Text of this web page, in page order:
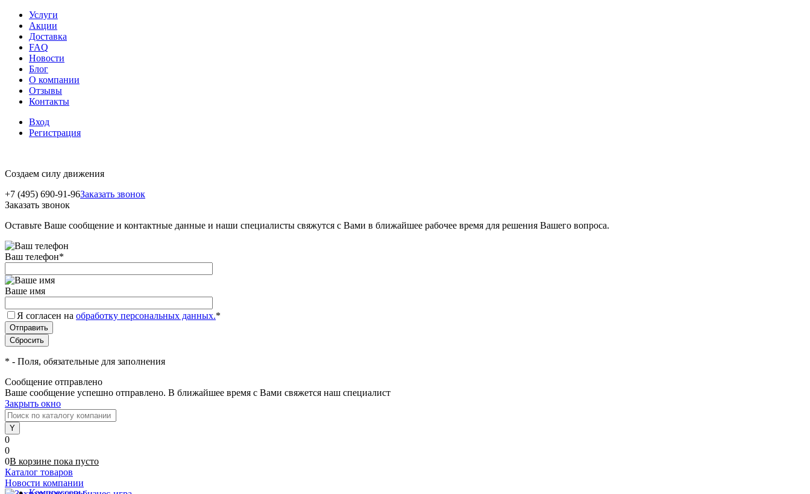
Услуги
Акции
Доставка
FAQ
Новости
Блог
О компании
Отзывы
Контакты
Вход
Регистрация
Создаем силу движения
+7 (495) 690-91-96Заказать звонок
Заказать звонок
Оставьте Ваше сообщение и контактные данные и наши специалисты свяжутся с Вами в ближайшее рабочее время для решения Вашего вопроса.
Ваш телефон*
Ваше имя
Я согласен на обработку персональных данных.*
* - Поля, обязательные для заполнения
Сообщение отправлено
Ваше сообщение успешно отправлено. В ближайшее время с Вами свяжется наш специалист
Закрыть окно
0
0
0В корзине пока пусто
Каталог товаров
Новости компании